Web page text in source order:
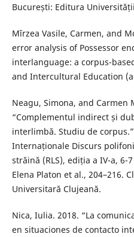
București: Editura
Mîrzea Vasile, Carmen, and
error analysis of Possessor
interlanguage: a corpus-
and Intercultural Education
Neagu, Simona, and Carmen
“Complementul indirect și
interlimbă. Studiu de
Internaționale Discurs
străină (RLS), ediția a IV-a,
Elena Platon et al., 204–216.
Universitară Clujeană.
Nica, Iulia. 2018. “La
en situaciones de contacto